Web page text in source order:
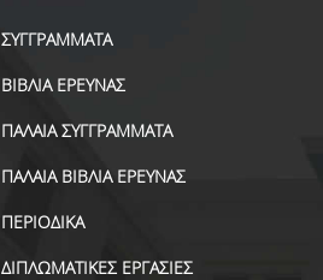
ΣΥΓΓΡΑΜΜΑΤΑ
ΒΙΒΛΙΑ ΕΡΕΥΝΑΣ
ΠΑΛΑΙΑ ΣΥΓΓΡΑΜΜΑΤΑ
ΠΑΛΑΙΑ ΒΙΒΛΙΑ ΕΡΕΥΝΑΣ
ΠΕΡΙΟΔΙΚΑ
ΔΙΠΛΩΜΑΤΙΚΕΣ ΕΡΓΑΣΙΕΣ